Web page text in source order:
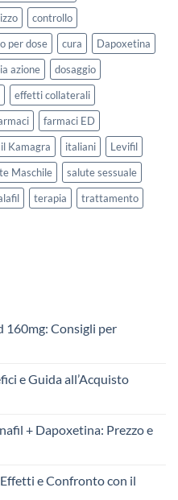
controllo
per dose cura
Dapoxetina
azione
dosaggio
effetti collaterali
farmaci ED
il Kamagra italiani
Levifil
Maschile
salute sessuale
terapia
trattamento
160mg: Consigli per
e Guida all’Acquisto
+ Dapoxetina: Prezzo e
e Confronto con il